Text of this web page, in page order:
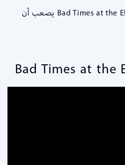
Bad Times at the El Royale يصعب أن